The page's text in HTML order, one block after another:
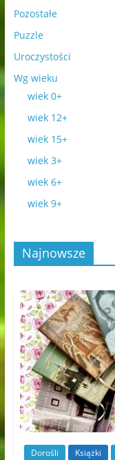
Pozostałe
Puzzle
Uroczystości
Wg wieku
wiek 0+
wiek 12+
wiek 15+
wiek 3+
wiek 6+
wiek 9+
Najnowsze
Dorośli Książki